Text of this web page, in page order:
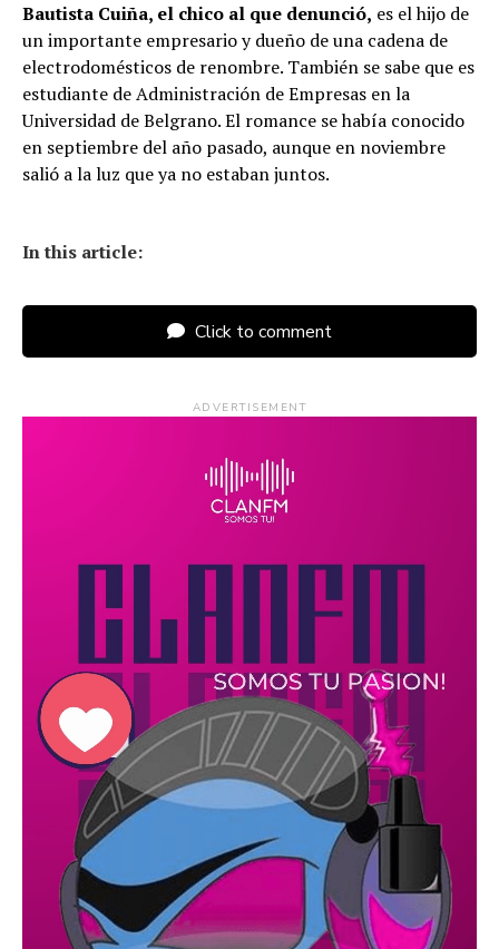
Bautista Cuiña, el chico al que denunció, es el hijo de
un importante empresario y dueño de una cadena de
electrodomésticos de renombre. También se sabe que es
estudiante de Administración de Empresas en la
Universidad de Belgrano. El romance se había conocido
en septiembre del año pasado, aunque en noviembre
salió a la luz que ya no estaban juntos.
In this article:
Click to comment
ADVERTISEMENT